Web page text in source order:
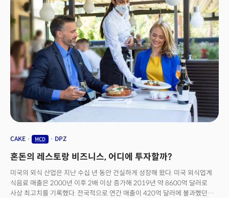
투자심리에 악재로 작용했다. 억만장자 투자자인 빌 애크먼을 비롯해
골드만삭스와 모건스탠리 등 주요 투자은행들이 연준의 긴축 스탠스가 계속될
것으로 전망한 점도 우려를 자아냈다. 시마 샤(Seema Shah) 프린시플
글로벌 인베스터의 수석 글로벌 전략가는 블룸버그와의 인터뷰를 통해
"연착륙은 먼 이야기."라며 "지난 11번의 긴축 사이클에서 연준이 연착륙에
성공한 것은 단 3번으로 당시 인플레이션은 금리 상승 시점에 지금처럼 높지
않았기 때문에 연준의 긴축이 극적일 필요가 없었다."고 평가했다.
CAKE MCD DPZ
혼돈의 레스토랑 비즈니스, 어디에 투자할까?
미국의 외식 산업은 지난 수십 년 동안 건실하게 성장해 왔다. 미국 외식업계
식음료 매출은 2000년 이후 2배 이상 증가해 2019년 약 8600억 달러로
사상 최고치를 기록했다. 전국적으로 연간 매출이 420억 달러에 불과했던